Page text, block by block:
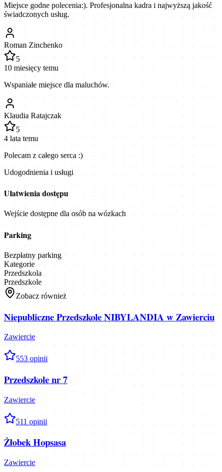
Miejsce godne polecenia:). Profesjonalna kadra i najwyższą jakość
świadczonych usług.
Roman Zinchenko
5
10 miesięcy temu
Wspaniałe miejsce dla maluchów.
Klaudia Ratajczak
5
4 lata temu
Polecam z całego serca :)
Udogodnienia i usługi
Ułatwienia dostępu
Wejście dostępne dla osób na wózkach
Parking
Bezpłatny parking
Kategorie
Przedszkola
Przedszkole
Zobacz również
Niepubliczne Przedszkole NIBYLANDIA w Zawierciu
Zawiercie
553 opinii
Przedszkole nr 7
Zawiercie
511 opinii
Żłobek Hopsasa
Zawiercie